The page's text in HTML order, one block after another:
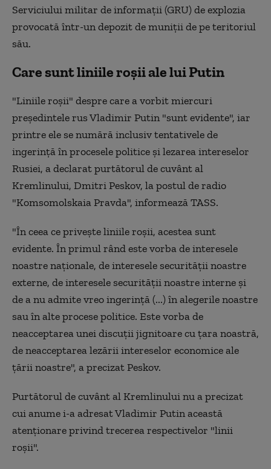
Serviciului militar de informaţii (GRU) de explozia
provocată într-un depozit de muniţii de pe teritoriul
său.
Care sunt liniile roșii ale lui Putin
"Liniile roşii" despre care a vorbit miercuri
preşedintele rus Vladimir Putin "sunt evidente", iar
printre ele se numără inclusiv tentativele de
ingerinţă în procesele politice şi lezarea intereselor
Rusiei, a declarat purtătorul de cuvânt al
Kremlinului, Dmitri Peskov, la postul de radio
"Komsomolskaia Pravda", informează TASS.
"În ceea ce priveşte liniile roşii, acestea sunt
evidente. În primul rând este vorba de interesele
noastre naţionale, de interesele securităţii noastre
externe, de interesele securităţii noastre interne şi
de a nu admite vreo ingerinţă (...) în alegerile noastre
sau în alte procese politice. Este vorba de
neacceptarea unei discuţii jignitoare cu ţara noastră,
de neacceptarea lezării intereselor economice ale
ţării noastre", a precizat Peskov.
Purtătorul de cuvânt al Kremlinului nu a precizat
cui anume i-a adresat Vladimir Putin această
atenţionare privind trecerea respectivelor "linii
roşii".